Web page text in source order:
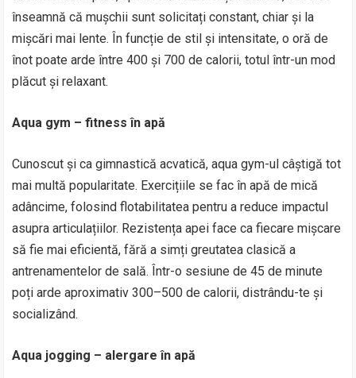
înseamnă că mușchii sunt solicitați constant, chiar și la
mișcări mai lente. În funcție de stil și intensitate, o oră de
înot poate arde între 400 și 700 de calorii, totul într-un mod
plăcut și relaxant.
Aqua gym – fitness în apă
Cunoscut și ca gimnastică acvatică, aqua gym-ul câștigă tot
mai multă popularitate. Exercițiile se fac în apă de mică
adâncime, folosind flotabilitatea pentru a reduce impactul
asupra articulațiilor. Rezistența apei face ca fiecare mișcare
să fie mai eficientă, fără a simți greutatea clasică a
antrenamentelor de sală. Într-o sesiune de 45 de minute
poți arde aproximativ 300–500 de calorii, distrându-te și
socializând.
Aqua jogging – alergare în apă